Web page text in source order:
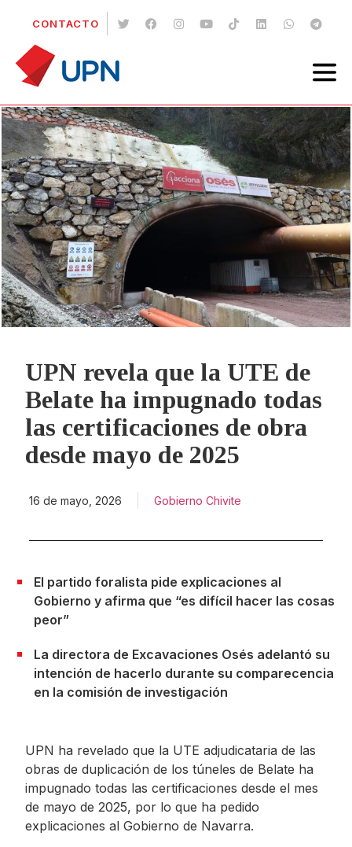
CONTACTO
UPN revela que la UTE de
Belate ha impugnado todas
las certificaciones de obra
desde mayo de 2025
16 de mayo, 2026 Gobierno Chivite
El partido foralista pide explicaciones al
Gobierno y afirma que “es difícil hacer las cosas
peor”
La directora de Excavaciones Osés adelantó su
intención de hacerlo durante su comparecencia
en la comisión de investigación
UPN ha revelado que la UTE adjudicataria de las
obras de duplicación de los túneles de Belate ha
impugnado todas las certificaciones desde el mes
de mayo de 2025, por lo que ha pedido
explicaciones al Gobierno de Navarra.